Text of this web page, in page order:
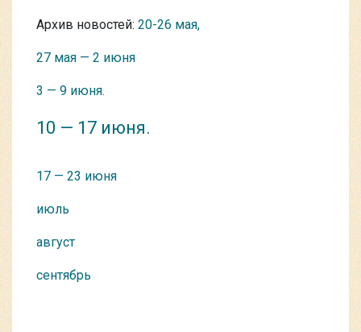
Архив новостей: 20-26 мая,
27 мая — 2 июня
3 — 9 июня.
10 — 17 июня.
17 — 23 июня
июль
август
сентябрь